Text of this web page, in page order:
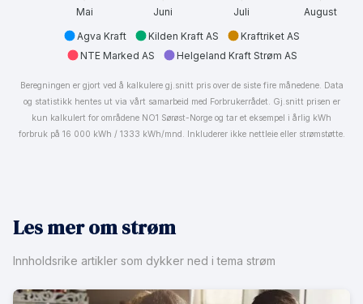
Mai Juni Juli August
Agva Kraft Kilden Kraft AS
Kraftriket AS
NTE Marked AS
Helgeland Kraft Strøm AS
Beregningen er gjort ved å kalkulere gj.snitt pris over de siste fire månedene. Data
og statistikk hentes ut via vårt samarbeid med Forbrukerrådet. Gj.snitt prisen er
kun kalkulert for områdene NO1 Sørøst-Norge og tar et eksempel i årlig kWh
forbruk på 16 000 kWh / 1333 kWh/mnd. Inkluderer ikke nettleie eller strømstøtte.
Les mer om strøm
Innholdsrike artikler som dykker ned i tema strøm